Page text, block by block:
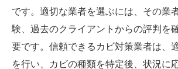
です。適切な業者を選ぶには、その業
験、過去のクライアントからの評判を
要です。信頼できるカビ対策業者は、
を行い、カビの種類を特定後、状況に